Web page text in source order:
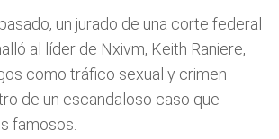
un jurado de una corte federal
al líder de Nxivm, Keith Raniere,
como tráfico sexual y crimen
de un escandaloso caso que
famosos.